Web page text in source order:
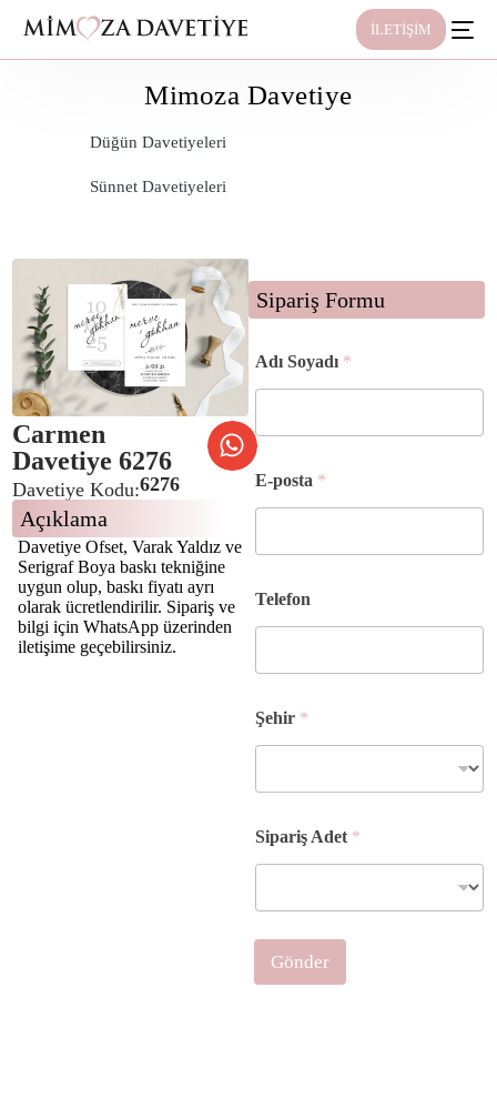
İLETİŞİM
Mimoza Davetiye
Düğün Davetiyeleri
Sünnet Davetiyeleri
Carmen
Davetiye 6276
Davetiye Kodu:6276
Açıklama
Davetiye Ofset, Varak Yaldız ve
Serigraf Boya baskı tekniğine
uygun olup, baskı fiyatı ayrı
olarak ücretlendirilir. Sipariş ve
bilgi için WhatsApp üzerinden
iletişime geçebilirsiniz.
Sipariş Formu
e
l
o
n
E
-
o
t
Adı Soyadı *
E-posta *
Telefon
Şehir *
Sipariş Adet *
Gönder